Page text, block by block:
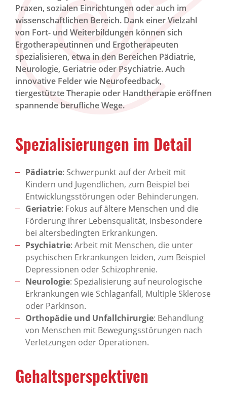
Praxen, sozialen Einrichtungen oder auch im
wissenschaftlichen Bereich. Dank einer Vielzahl
von Fort- und Weiterbildungen können sich
Ergotherapeutinnen und Ergotherapeuten
spezialisieren, etwa in den Bereichen Pädiatrie,
Neurologie, Geriatrie oder Psychiatrie. Auch
innovative Felder wie Neurofeedback,
tiergestützte Therapie oder Handtherapie eröffnen
spannende berufliche Wege.
Spezialisierungen im Detail
Pädiatrie: Schwerpunkt auf der Arbeit mit
Kindern und Jugendlichen, zum Beispiel bei
Entwicklungsstörungen oder Behinderungen.
Geriatrie: Fokus auf ältere Menschen und die
Förderung ihrer Lebensqualität, insbesondere
bei altersbedingten Erkrankungen.
Psychiatrie: Arbeit mit Menschen, die unter
psychischen Erkrankungen leiden, zum Beispiel
Depressionen oder Schizophrenie.
Neurologie: Spezialisierung auf neurologische
Erkrankungen wie Schlaganfall, Multiple Sklerose
oder Parkinson.
Orthopädie und Unfallchirurgie: Behandlung
von Menschen mit Bewegungsstörungen nach
Verletzungen oder Operationen.
Gehaltsperspektiven